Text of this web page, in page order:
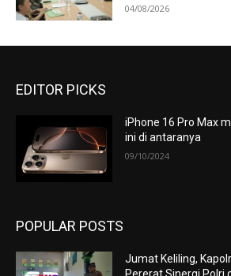
04/08/2026
EDITOR PICKS
iPhone 16 Pro Max
ini di antaranya
09/10/2024
POPULAR POSTS
Jumat Keliling,